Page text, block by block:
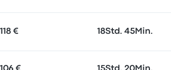
118 € 18Std. 45Min.